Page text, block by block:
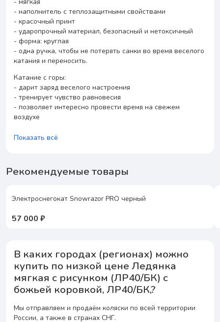
- наполнитель с теплозащитными свойствами
- красочный принт
- ударопрочный материал, безопасный и нетоксичный
- форма: круглая
- одна ручка, чтобы не потерять санки во время веселого
катания и переносить.
Катание с горы:
- дарит заряд веселого настроения
- тренирует чувство равновесия
- позволяет интересно провести время на свежем
воздухе
Показать всё
Рекомендуемые товары
Электроснегокат Snowrazor PRO черный
57 000 ₽
В каких городах (регионах) можно
купить по низкой цене Ледянка
мягкая с рисунком (ЛР40/БК) с
божьей коровкой, ЛР40/БК,?
Мы отправляем и продаём коляски по всей территории
России, а также в странах СНГ.